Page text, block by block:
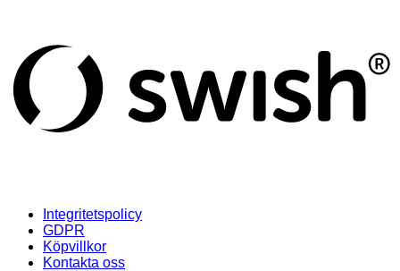
Integritetspolicy
GDPR
Köpvillkor
Kontakta oss